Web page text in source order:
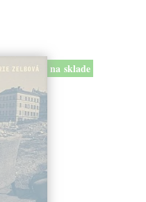
na sklade